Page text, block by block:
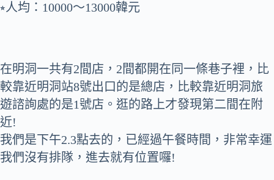
⭒人均：10000～13000韓元
在明洞一共有2間店，2間都開在同一條巷子裡，比
較靠近明洞站8號出口的是總店，比較靠近明洞旅
遊諮詢處的是1號店。逛的路上才發現第二間在附
近!
我們是下午2.3點去的，已經過午餐時間，非常幸運
我們沒有排隊，進去就有位置囉!